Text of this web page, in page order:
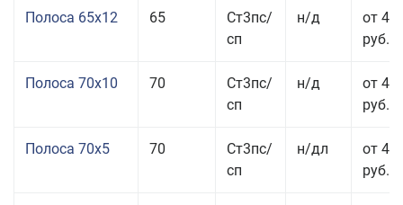
Полоса 65x12 65
Ст3пс/
сп
н/д
от 42
руб.
Полоса 70x10 70
Ст3пс/
сп
н/д
от 42
руб.
Полоса 70x5 70
Ст3пс/
сп
н/дл
от 43
руб.